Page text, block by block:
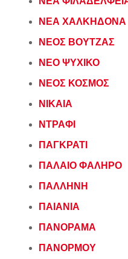
ΝΕΑ ΧΑΛΚΗΔΟΝΑ
ΝΕΟΣ ΒΟΥΤΖΑΣ
ΝΕΟ ΨΥΧΙΚΟ
ΝΕΟΣ ΚΟΣΜΟΣ
ΝΙΚΑΙΑ
ΝΤΡΑΦΙ
ΠΑΓΚΡΑΤΙ
ΠΑΛΑΙΟ ΦΑΛΗΡΟ
ΠΑΛΛΗΝΗ
ΠΑΙΑΝΙΑ
ΠΑΝΟΡΑΜΑ
ΠΑΝΟΡΜΟΥ